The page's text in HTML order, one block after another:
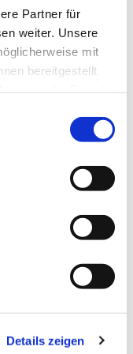
Partner für
weiter. Unsere
mit
bereitgestellt
Details zeigen
Backhaus